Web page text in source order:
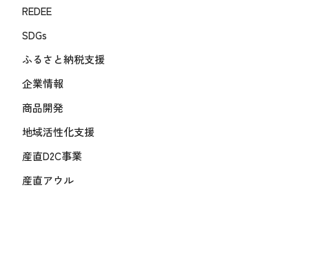
REDEE
SDGs
ふるさと納税支援
企業情報
商品開発
地域活性化支援
産直D2C事業
産直アウル